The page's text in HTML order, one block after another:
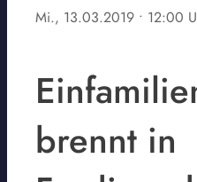
Mi., 13.03.2019 • 12:00
brennt in